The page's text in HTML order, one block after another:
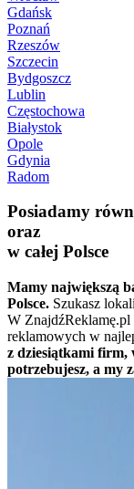
Gdańsk
Poznań
Rzeszów
Szczecin
Bydgoszcz
Lublin
Częstochowa
Białystok
Opole
Gdynia
Radom
Posiadamy
oraz
w całej Polsce
Mamy największą
Polsce. Szukasz
W ZnajdźReklamę.pl
reklamowych w
z dziesiątkami firm,
potrzebujesz, a my